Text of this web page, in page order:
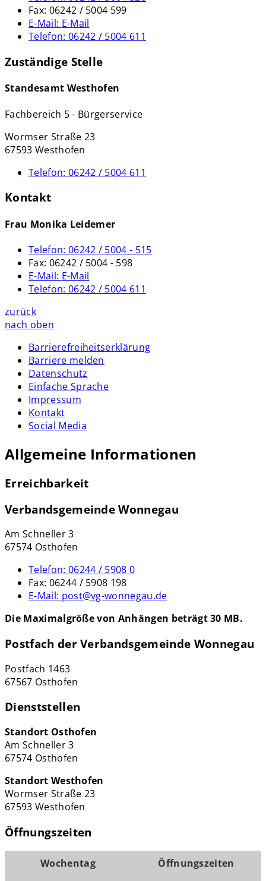
Fax: 06242 / 5004 599
E-Mail: E-Mail
Telefon: 06242 / 5004 611
Zuständige Stelle
Standesamt Westhofen
Fachbereich 5 - Bürgerservice
Wormser Straße 23
67593 Westhofen
Telefon: 06242 / 5004 611
Kontakt
Frau Monika Leidemer
Telefon: 06242 / 5004 - 515
Fax: 06242 / 5004 - 598
E-Mail: E-Mail
Telefon: 06242 / 5004 611
zurück
nach oben
Barrierefreiheitserklärung
Barriere melden
Datenschutz
Einfache Sprache
Impressum
Kontakt
Social Media
Allgemeine Informationen
Erreichbarkeit
Verbandsgemeinde Wonnegau
Am Schneller 3
67574 Osthofen
Telefon: 06244 / 5908 0
Fax: 06244 / 5908 198
E-Mail: post@vg-wonnegau.de
Die Maximalgröße von Anhängen beträgt 30 MB.
Postfach der Verbandsgemeinde Wonnegau
Postfach 1463
67567 Osthofen
Dienststellen
Standort Osthofen
Am Schneller 3
67574 Osthofen
Standort Westhofen
Wormser Straße 23
67593 Westhofen
Öffnungszeiten
Wochentag Öffnungszeiten